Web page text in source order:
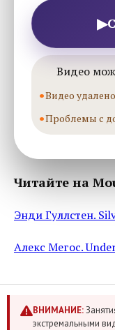
▶
Видео
Видео
Проблемы с
Читайте на
Энди Гуллстен.
Алекс Мегос.
ВНИМАНИЕ:
экстремальными